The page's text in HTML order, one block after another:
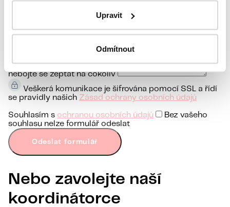
Upravit
Odmítnout
nebojte se zeptat na cokoliv
Veškerá komunikace je šifrována pomocí SSL a řídí
se pravidly našich Zásad ochrany osobních údajů
Souhlasím s ochranou osobních údajů
Bez vašeho
souhlasu nelze formulář odeslat
Odeslat formulář
Nebo zavolejte naší
koordinátorce